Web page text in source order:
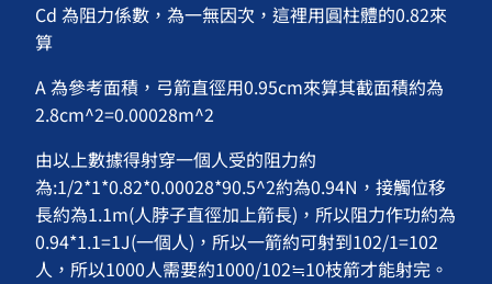
Cd 為阻力係數，為一無因次，這裡用圓柱體的0.82來
算
A 為參考面積，弓箭直徑用0.95cm來算其截面積約為
2.8cm^2=0.00028m^2
由以上數據得射穿一個人受的阻力約
為:1/2*1*0.82*0.00028*90.5^2約為0.94N，接觸位移
長約為1.1m(人脖子直徑加上箭長)，所以阻力作功約為
0.94*1.1=1J(一個人)，所以一箭約可射到102/1=102
人，所以1000人需要約1000/102≒10枝箭才能射完。